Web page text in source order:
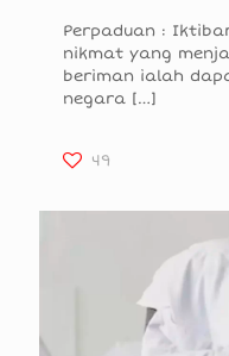
Perpaduan :
nikmat yang
beriman ialah
negara […]
49